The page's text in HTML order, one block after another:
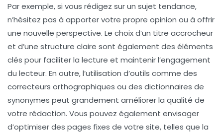
Par exemple, si vous rédigez sur un sujet tendance,
n’hésitez pas à apporter votre propre opinion ou à offrir
une nouvelle perspective. Le choix d’un titre accrocheur
et d’une structure claire sont également des éléments
clés pour faciliter la lecture et maintenir l’engagement
du lecteur. En outre, l’utilisation d’outils comme des
correcteurs orthographiques ou des dictionnaires de
synonymes peut grandement améliorer la qualité de
votre rédaction. Vous pouvez également envisager
d’optimiser des pages fixes de votre site, telles que la